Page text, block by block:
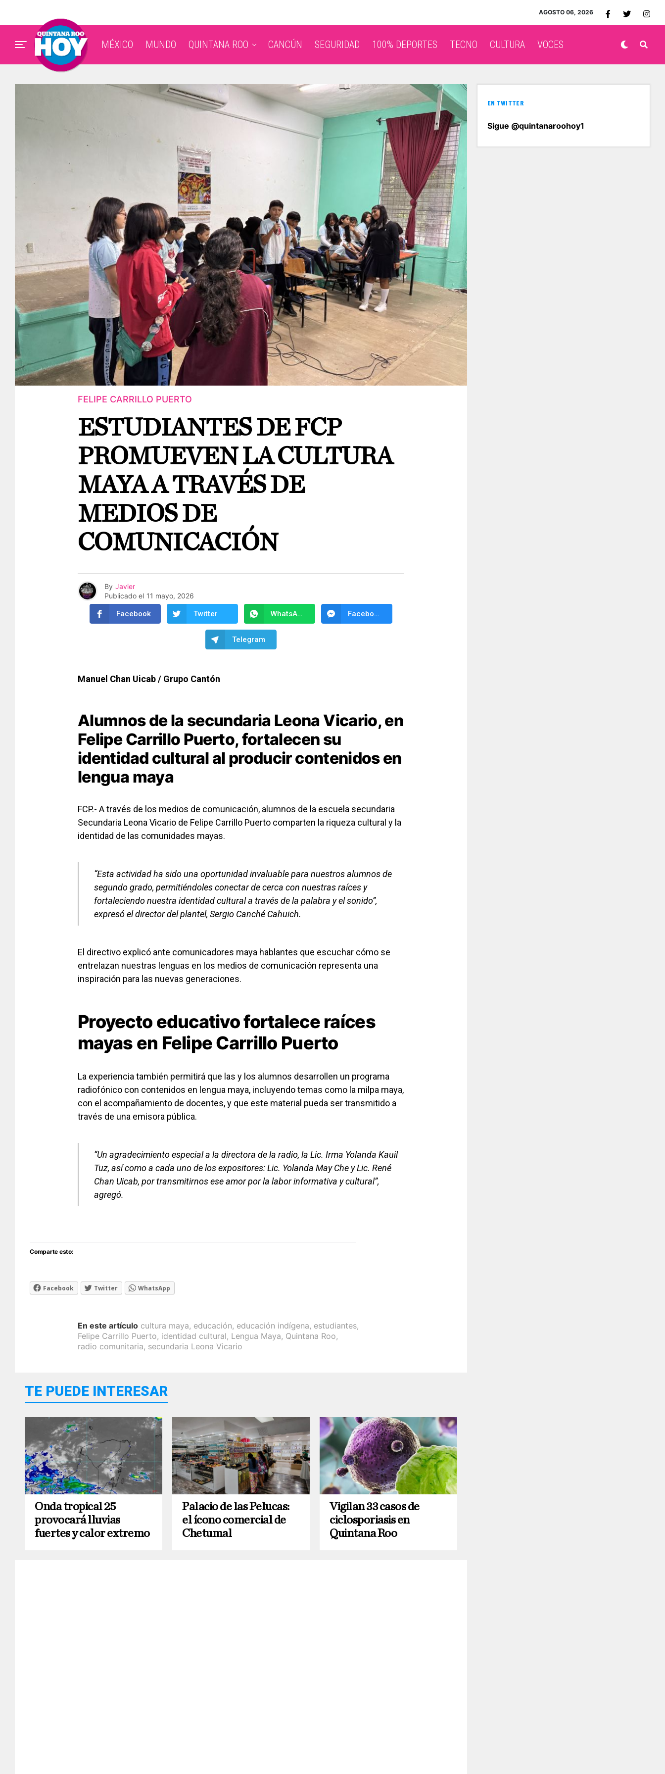
AGOSTO 06, 2026
MÉXICO MUNDO QUINTANA ROO CANCÚN SEGURIDAD 100% DEPORTES TECNO CULTURA VOCES
FELIPE CARRILLO PUERTO
ESTUDIANTES DE FCP
PROMUEVEN LA CULTURA
MAYA A TRAVÉS DE
MEDIOS DE
COMUNICACIÓN
By Javier
Publicado el 11 mayo, 2026
Facebook Twitter WhatsApp Facebook Messenger
Telegram
Manuel Chan Uicab / Grupo Cantón
Alumnos de la secundaria Leona Vicario, en
Felipe Carrillo Puerto, fortalecen su
identidad cultural al producir contenidos en
lengua maya
FCP.- A través de los medios de comunicación, alumnos de la escuela secundaria
Secundaria Leona Vicario de Felipe Carrillo Puerto comparten la riqueza cultural y la
identidad de las comunidades mayas.
“Esta actividad ha sido una oportunidad invaluable para nuestros alumnos de
segundo grado, permitiéndoles conectar de cerca con nuestras raíces y
fortaleciendo nuestra identidad cultural a través de la palabra y el sonido”,
expresó el director del plantel, Sergio Canché Cahuich.
El directivo explicó ante comunicadores maya hablantes que escuchar cómo se
entrelazan nuestras lenguas en los medios de comunicación representa una
inspiración para las nuevas generaciones.
Proyecto educativo fortalece raíces
mayas en Felipe Carrillo Puerto
La experiencia también permitirá que las y los alumnos desarrollen un programa
radiofónico con contenidos en lengua maya, incluyendo temas como la milpa maya,
con el acompañamiento de docentes, y que este material pueda ser transmitido a
través de una emisora pública.
“Un agradecimiento especial a la directora de la radio, la Lic. Irma Yolanda Kauil
Tuz, así como a cada uno de los expositores: Lic. Yolanda May Che y Lic. René
Chan Uicab, por transmitirnos ese amor por la labor informativa y cultural”,
agregó.
Comparte esto:
Facebook Twitter WhatsApp
En este artículo cultura maya, educación, educación indígena, estudiantes,
Felipe Carrillo Puerto, identidad cultural, Lengua Maya, Quintana Roo,
radio comunitaria, secundaria Leona Vicario
TE PUEDE INTERESAR
Onda tropical 25
provocará lluvias
fuertes y calor extremo
Palacio de las Pelucas:
el ícono comercial de
Chetumal
Vigilan 33 casos de
ciclosporiasis en
Quintana Roo
EN TWITTER
Sigue @quintanaroohoy1